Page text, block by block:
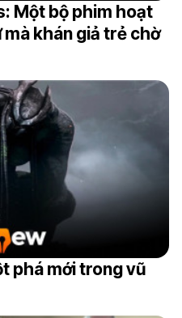
Một bộ phim hoạt
khán giả trẻ chờ
phá mới trong vũ